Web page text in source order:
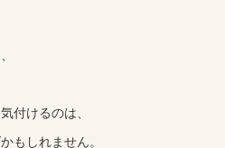
付けるのは、
もしれません。